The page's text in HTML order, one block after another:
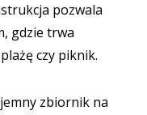
pozwala
gdzie trwa
czy piknik.
zbiornik na